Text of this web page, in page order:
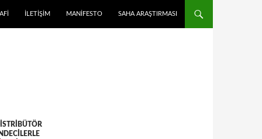
İLETIŞIM MANIFESTO SAHA ARAŞTIRMASI